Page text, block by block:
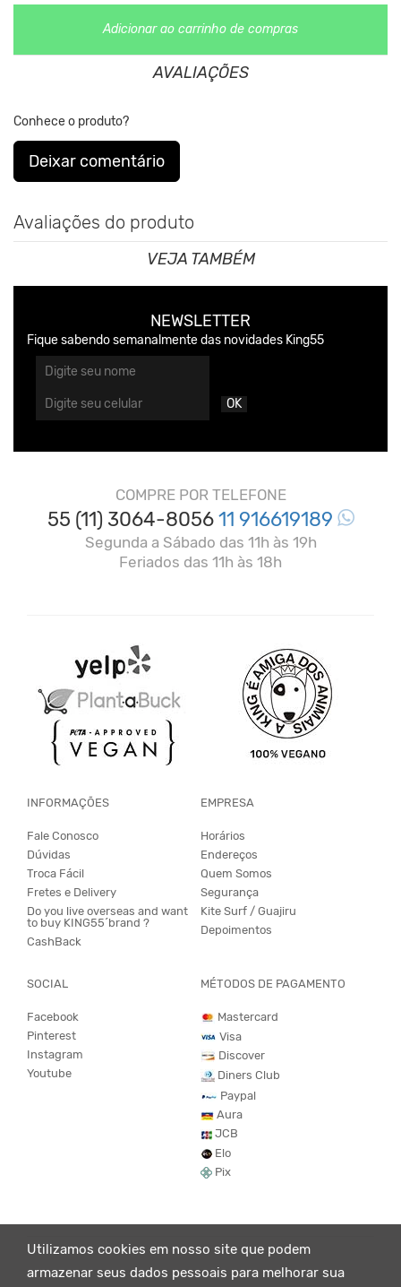
Adicionar ao carrinho de compras
AVALIAÇÕES
Conhece o produto?
Deixar comentário
Avaliações do produto
VEJA TAMBÉM
Utilizamos cookies em nosso site que podem
armazenar seus dados pessoais para melhorar sua
NEWSLETTER
Fique sabendo semanalmente das novidades King55
OK
COMPRE POR TELEFONE
55 (11) 3064-805611 916619189
Segunda a Sábado das 11h às 19h
Feriados das 11h às 18h
INFORMAÇÕES
Fale Conosco
Dúvidas
Troca Fácil
Fretes e Delivery
Do you live overseas and want
to buy KING55´brand ?
CashBack
EMPRESA
Horários
Endereços
Quem Somos
Segurança
Kite Surf / Guajiru
Depoimentos
SOCIAL
Facebook
Pinterest
Instagram
Youtube
MÉTODOS DE PAGAMENTO
Mastercard
Visa
Discover
Diners Club
Paypal
Aura
JCB
Elo
Pix